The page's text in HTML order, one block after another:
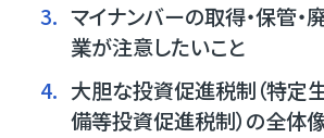
3. マイナンバーの取得・保管・
業が注意したいこと
4. 大胆な投資促進税制（特定
備等投資促進税制）の全体